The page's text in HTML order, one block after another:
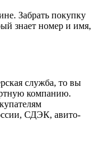
Забрать покупку
знает номер и имя,
служба, то вы
компанию.
СДЭК, авито-